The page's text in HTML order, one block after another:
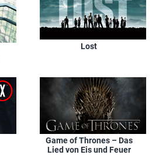
Lost
Game of Thrones – Das
Lied von Eis und Feuer